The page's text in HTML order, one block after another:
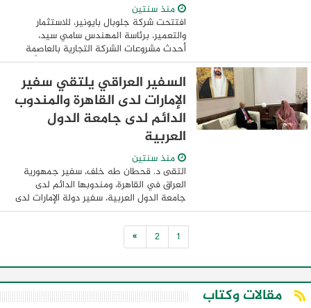
منذ سنتين
افتتحت شركة جلوبال بايونير، للاستثمار
والتعمير، برئاسة المهندس سامي سيد،
أحدث مشروعات الشركة التجارية بالعاصمة
الإدارية الجديدة، مشروع "بايونير بلازا"، كأول
مول يتم تسليمة وتشغيله بالكامل وتوصيل
...
السفير العراقي يلتقي سفير
الإمارات لدى القاهرة والمندوب
الدائم لدى جامعة الدول
العربية
منذ سنتين
التقى د. قحطان طه خلف، سفير جمهورية
العراق في القاهرة، ومندوبها الدائم لدى
جامعة الدول العربية، سفير دولة الإمارات لدى
القاهرة ومندوبها الدائم لدى جامعة الدول
العربية السيدة مريم الكعبي،في مقر ...
1
2
»
مقالات وكتاب